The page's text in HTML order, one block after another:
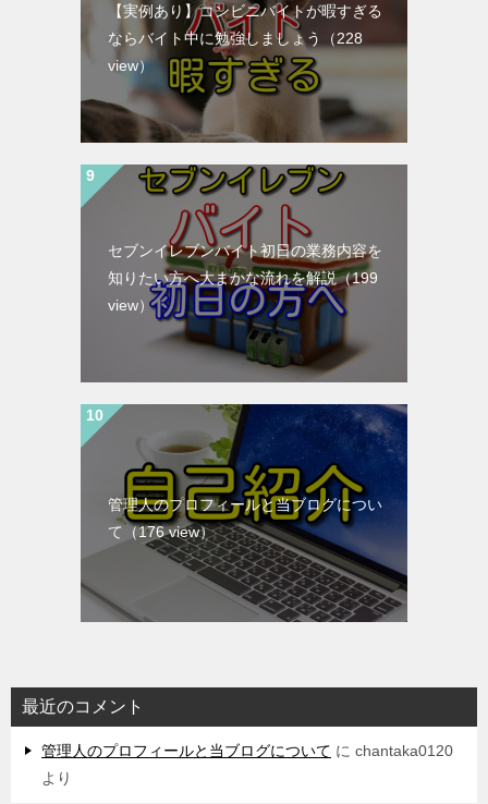
【実例あり】コンビニバイトが暇すぎる
ならバイト中に勉強しましょう
（228
view）
セブンイレブンバイト初日の業務内容を
知りたい方へ大まかな流れを解説（199
view）
管理人のプロフィールと当ブログについ
て
（176 view）
最近のコメント
管理人のプロフィールと当ブログについて に chantaka0120
より